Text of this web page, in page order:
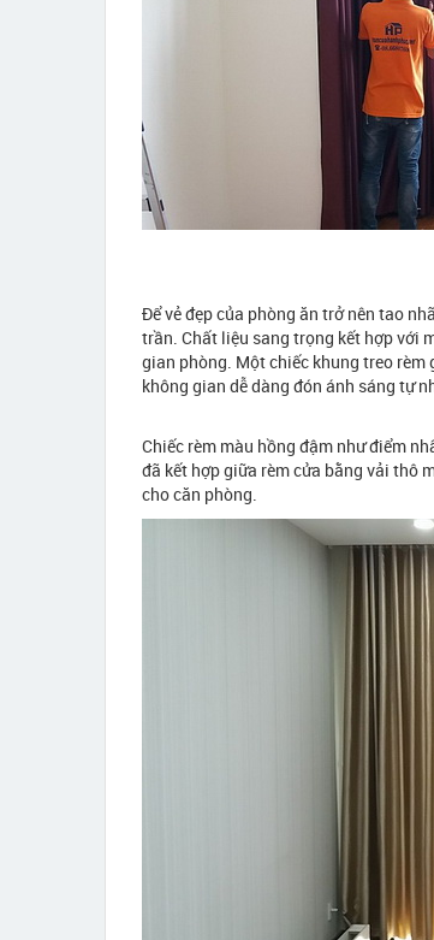
Để vẻ đẹp của phòng ăn trở nên tao
trần. Chất liệu sang trọng kết hợp với
gian phòng. Một chiếc khung treo
không gian dễ dàng đón ánh sáng tự
Chiếc rèm màu hồng đậm như điểm
đã kết hợp giữa rèm cửa bằng vải thô
cho căn phòng.